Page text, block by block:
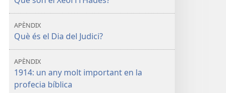
APÈNDIX
Què és el Dia del Judici?
APÈNDIX
1914: un any molt important en la
profecia bíblica